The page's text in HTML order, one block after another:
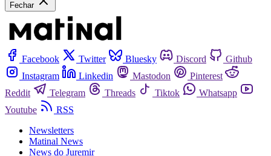
Fechar
Facebook Twitter Bluesky Discord
Github
Instagram
Linkedin Mastodon
Pinterest
Reddit
Telegram Threads Tiktok
Whatsapp
Youtube
RSS
Newsletters
Matinal News
News do Juremir